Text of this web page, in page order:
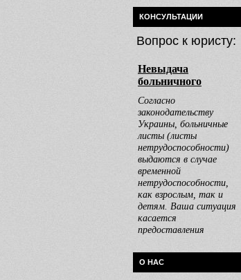
КОНСУЛЬТАЦИИ
Вопрос к юристу:
О НАС